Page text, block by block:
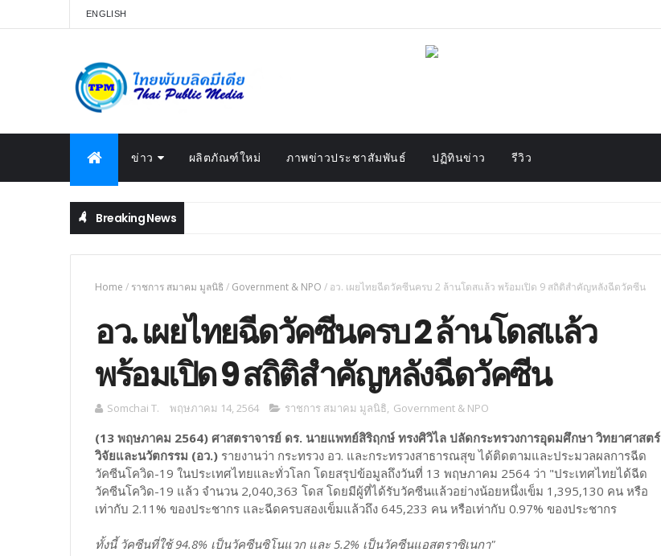
ENGLISH
ข่าว ผลิตภัณฑ์ใหม่ ภาพข่าวประชาสัมพันธ์ ปฏิทินข่าว รีวิว
Breaking News
Home / ราชการ สมาคม มูลนิธิ / Government & NPO / อว. เผยไทยฉีดวัคซีนครบ 2 ล้านโดสแล้ว พร้อมเปิด 9 สถิติสำคัญหลังฉีดวัคซีน
อว. เผยไทยฉีดวัคซีนครบ 2 ล้านโดสแล้ว
พร้อมเปิด 9 สถิติสำคัญหลังฉีดวัคซีน
Somchai T. พฤษภาคม 14, 2564 ราชการ สมาคม มูลนิธิ, Government & NPO
(13 พฤษภาคม 2564) ศาสตราจารย์ ดร. นายแพทย์สิริฤกษ์ ทรงศิวิไล ปลัดกระทรวงการอุดมศึกษา วิทยาศาสตร์
วิจัยและนวัตกรรม (อว.) รายงานว่า กระทรวง อว. และกระทรวงสาธารณสุข ได้ติดตามและประมวลผลการฉีด
วัคซีนโควิด-19 ในประเทศไทยและทั่วโลก โดยสรุปข้อมูลถึงวันที่ 13 พฤษภาคม 2564 ว่า "ประเทศไทยได้ฉีด
วัคซีนโควิด-19 แล้ว จำนวน 2,040,363 โดส โดยมีผู้ที่ได้รับวัคซีนแล้วอย่างน้อยหนึ่งเข็ม 1,395,130 คน หรือ
เท่ากับ 2.11% ของประชากร และฉีดครบสองเข็มแล้วถึง 645,233 คน หรือเท่ากับ 0.97% ของประชากร
ทั้งนี้ วัคซีนที่ใช้ 94.8% เป็นวัคซีนซิโนแวก และ 5.2% เป็นวัคซีนแอสตราซิเนกา"